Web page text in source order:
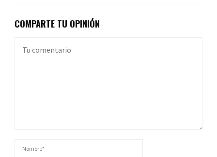
COMPARTE TU OPINIÓN